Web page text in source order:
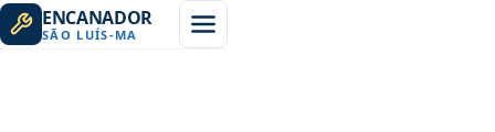
ENCANADOR
SÃO LUÍS-MA